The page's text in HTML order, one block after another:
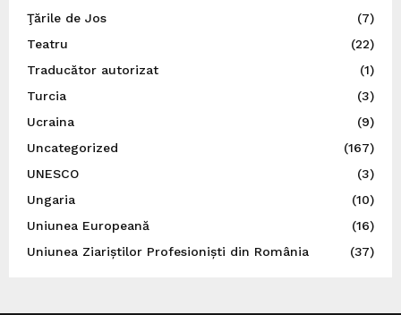
Ţările de Jos
(7)
Teatru
(22)
Traducător autorizat
(1)
Turcia
(3)
Ucraina
(9)
Uncategorized
(167)
UNESCO
(3)
Ungaria
(10)
Uniunea Europeană
(16)
Uniunea Ziariștilor Profesioniști din România
(37)